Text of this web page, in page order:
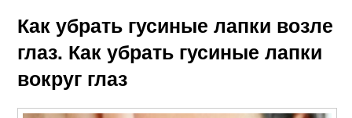
Как убрать гусиные лапки возле
глаз. Как убрать гусиные лапки
вокруг глаз